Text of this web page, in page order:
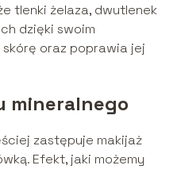
tlenki żelaza, dwutlenek
dzięki swoim
oraz poprawia jej
mineralnego
zastępuje makijaż
Efekt, jaki możemy